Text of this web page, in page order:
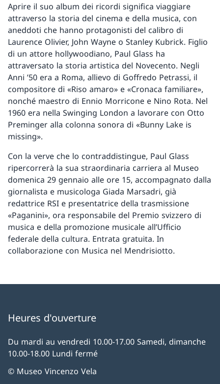
Aprire il suo album dei ricordi significa viaggiare
attraverso la storia del cinema e della musica, con
aneddoti che hanno protagonisti del calibro di
Laurence Olivier, John Wayne o Stanley Kubrick. Figlio
di un attore hollywoodiano, Paul Glass ha
attraversato la storia artistica del Novecento. Negli
Anni ’50 era a Roma, allievo di Goffredo Petrassi, il
compositore di «Riso amaro» e «Cronaca familiare»,
nonché maestro di Ennio Morricone e Nino Rota. Nel
1960 era nella Swinging London a lavorare con Otto
Preminger alla colonna sonora di «Bunny Lake is
missing».
Con la verve che lo contraddistingue, Paul Glass
ripercorrerà la sua straordinaria carriera al Museo
domenica 29 gennaio alle ore 15, accompagnato dalla
giornalista e musicologa Giada Marsadri, già
redattrice RSI e presentatrice della trasmissione
«Paganini», ora responsabile del Premio svizzero di
musica e della promozione musicale all’Ufficio
federale della cultura. Entrata gratuita. In
collaborazione con Musica nel Mendrisiotto.
Heures d'ouverture
Du mardi au vendredi 10.00-17.00 Samedi, dimanche
10.00-18.00 Lundi fermé
© Museo Vincenzo Vela